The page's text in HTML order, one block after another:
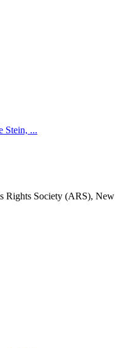
Stein, ...
Rights Society (ARS), New